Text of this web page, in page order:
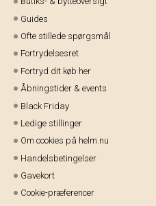
Guides
Ofte stillede spørgsmål
Fortrydelsesret
Fortryd dit køb her
Åbningstider & events
Black Friday
Ledige stillinger
Om cookies på helm.nu
Handelsbetingelser
Gavekort
Cookie-præferencer